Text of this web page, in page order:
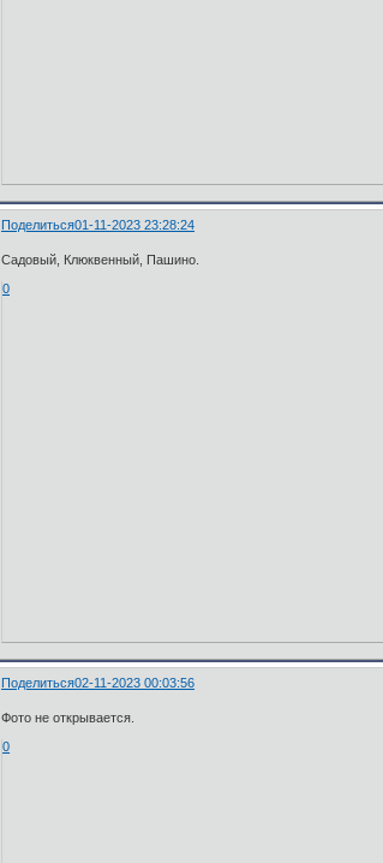
Поделиться01-11-2023 23:28:24
Садовый, Клюквенный, Пашино.
0
Поделиться02-11-2023 00:03:56
Фото не открывается.
0